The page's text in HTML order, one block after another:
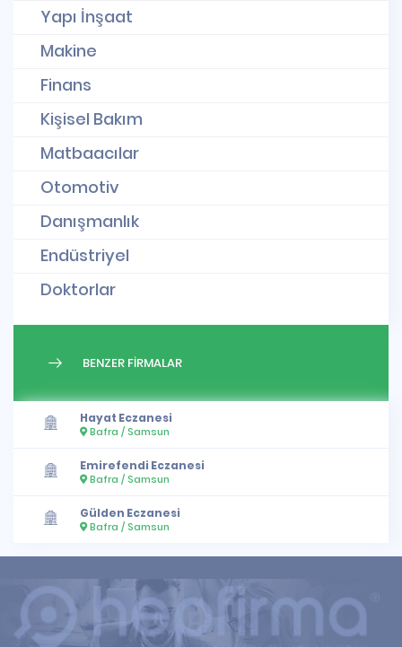
Yapı İnşaat
Makine
Finans
Kişisel Bakım
Matbaacılar
Otomotiv
Danışmanlık
Endüstriyel
Doktorlar
BENZER FİRMALAR
Hayat Eczanesi
Bafra / Samsun
Emirefendi Eczanesi
Bafra / Samsun
Gülden Eczanesi
Bafra / Samsun